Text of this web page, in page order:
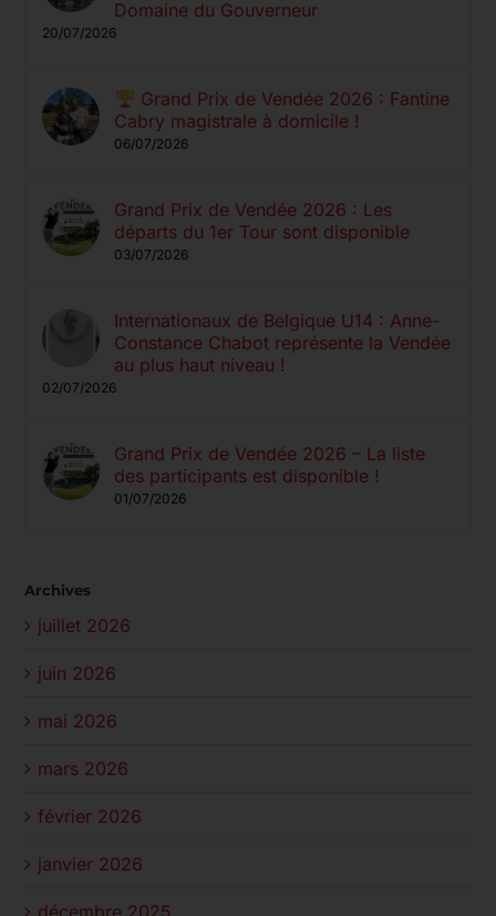
Domaine du Gouverneur
20/07/2026
Grand Prix de Vendée 2026 : Fantine
Cabry magistrale à domicile !
06/07/2026
Grand Prix de Vendée 2026 : Les
départs du 1er Tour sont disponible
03/07/2026
Internationaux de Belgique U14 : Anne-
Constance Chabot représente la Vendée
au plus haut niveau !
02/07/2026
Grand Prix de Vendée 2026 – La liste
des participants est disponible !
01/07/2026
Archives
juillet 2026
juin 2026
mai 2026
mars 2026
février 2026
janvier 2026